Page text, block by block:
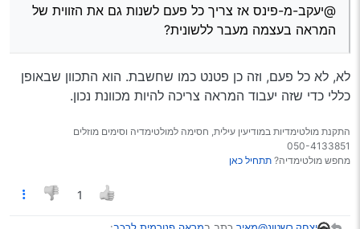
@יעקב-מ-פינס אז צריך כל פעם לשנות גם את הזווית של
המראה בעצמה מעבר ללשונית?
לא, לא כל פעם, וזה כן פטנט כמו שחשבת. הוא התכוון שבאופן
כללי כדי שזה יעבוד המראה צריכה להיות מכוונת נכון.
התקנת מולטימדיות במודיעין עילית, חסימה למולטימדיה וסימים מוזלים
050-4133851
מחפש מולטימדיה? תתחיל כאן
1